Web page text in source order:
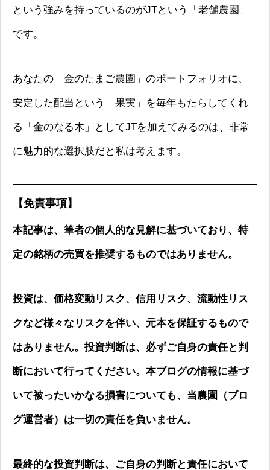
という強みを持っているのがJTという「老舗農園」
です。
あなたの「金のたまご農園」のポートフォリオに、
安定した配当という「果実」を毎年もたらしてくれ
る「金のなる木」としてJTを加えてみるのは、非常
に魅力的な選択肢だと私は考えます。
【免責事項】
本記事は、筆者の個人的な見解に基づいており、特
定の銘柄の売買を推奨するものではありません。
投資は、価格変動リスク、信用リスク、流動性リス
クなど様々なリスクを伴い、元本を保証するもので
はありません。投資判断は、必ずご自身の責任と判
断において行ってください。本ブログの情報に基づ
いて被ったいかなる損害についても、当農園（ブロ
グ運営者）は一切の責任を負いません。
最終的な投資判断は、ご自身の判断と責任において